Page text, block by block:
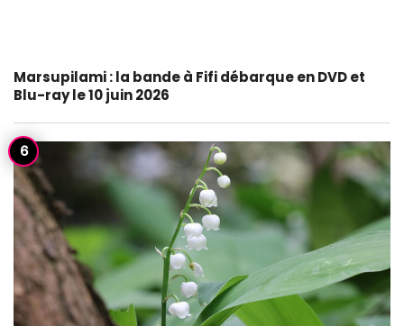
Marsupilami : la bande à Fifi débarque en DVD et
Blu-ray le 10 juin 2026